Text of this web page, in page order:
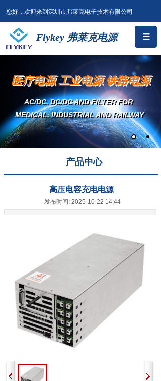
您好，欢迎来到深圳市弗莱克电子技术有限公司
Flykey 弗莱克电源
医疗电源 工业电源 铁路电源
AC/DC, DC/DC AND FILTERFOR
MEDICAL, INDUSTRIAL AND RAILWAY
产品中心
高压电容充电电源
发布时间: 2025-10-22 14:44